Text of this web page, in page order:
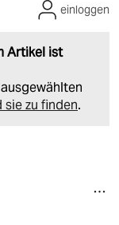
Artikel ist
sie zu finden.
einloggen